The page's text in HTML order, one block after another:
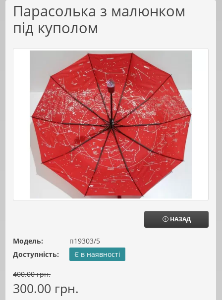
Парасолька з малюнком
під куполом
НАЗАД
Модель:
п19303/5
Доступність:
Є в наявності
400.00 грн.
300.00 грн.